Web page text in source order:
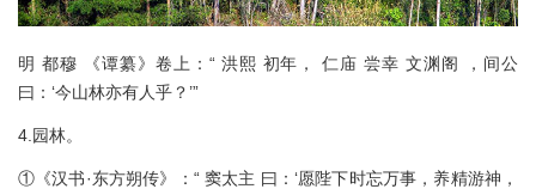
明 都穆 《谭纂》卷上：“ 洪熙 初年， 仁庙 尝幸 文渊阁 ，间公
曰：‘今山林亦有人乎？’”
4.园林。
①《汉书·东方朔传》：“ 窦太主 曰：‘愿陛下时忘万事，养精游神，